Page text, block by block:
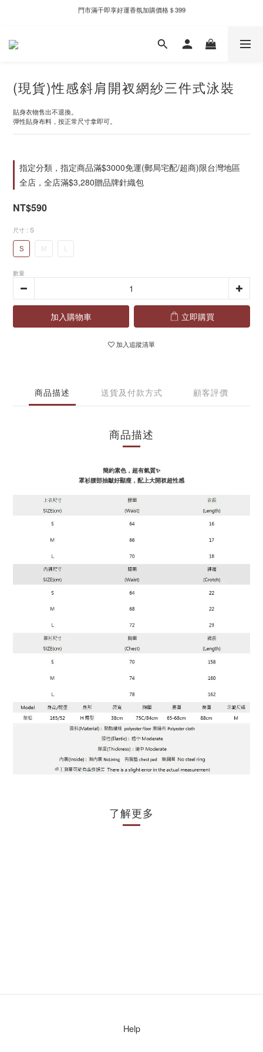
新自製款系列首批限時優惠｜單件95折，任兩件9折
門市滿千即享好運香氛加購價格＄399
(現貨)性感斜肩開衩網紗三件式泳裝
貼身衣物售出不退換。
彈性貼身布料，按正常尺寸拿即可。
指定分類，指定商品滿$3000免運(郵局宅配/超商)限台灣地區
全店，全店滿$3,280贈品牌針織包
NT$590
尺寸 : S
S M L
數量
加入購物車 立即購買
加入追蹤清單
商品描述 送貨及付款方式 顧客評價
商品描述
簡約素色， 超有氣質✨
罩衫腰部抽皺好顯瘦，配上大開衩超性感
了解更多
Help